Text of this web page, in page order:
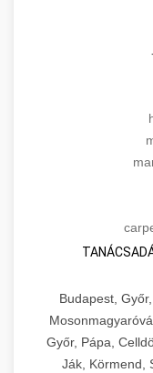
Budapest,
Győr, Pápa,
Ják, Körmend,